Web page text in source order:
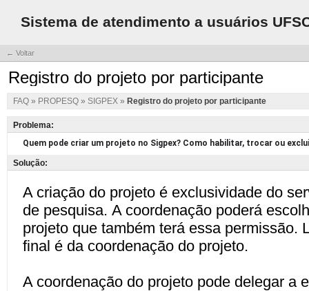
Sistema de atendimento a usuários
← Voltar
Registro do projeto por participante
FAQ » PROPESQ » SIGPEX » Registro do projeto por participante
Problema:
Solução: